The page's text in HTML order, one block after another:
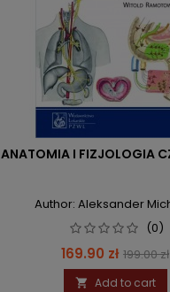
ANATOMIA I FIZJOLOGIA
Author: Aleksander
(0)
Price
169.90 zł Regular
price
199.00 zł
 Add to cart